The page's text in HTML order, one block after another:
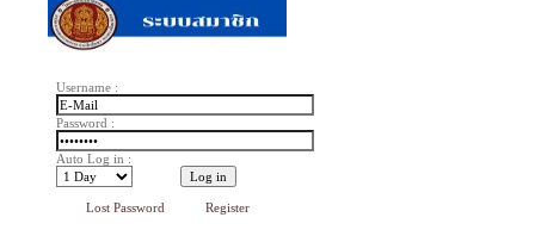
Username :
Password :
Auto Log in :
Lost Password Register